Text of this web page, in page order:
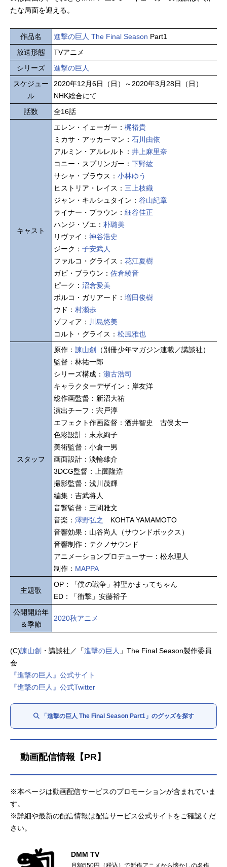
たな局面を迎える。
作品名 進撃の巨人 The Final Season Part1
放送形態
TVアニメ
シリーズ
進撃の巨人
スケジュー
ル
2020年12月6日（日）～2020年3月28日（日）
NHK総合にて
話数
全16話
キャスト
エレン・イェーガー： 梶裕貴
ミカサ・アッカーマン： 石川由依
アルミン・アルレルト： 井上麻里奈
コニー・スプリンガー： 下野紘
サシャ・ブラウス： 小林ゆう
ヒストリア・レイス： 三上枝織
ジャン・キルシュタイン： 谷山紀章
ライナー・ブラウン： 細谷佳正
ハンジ・ゾエ： 朴璐美
リヴァイ： 神谷浩史
ジーク： 子安武人
ファルコ・グライス： 花江夏樹
ガビ・ブラウン： 佐倉綾音
ピーク： 沼倉愛美
ポルコ・ガリアード： 増田俊樹
ウド： 村瀬歩
ゾフィア： 川島悠美
コルト・グライス： 松風雅也
スタッフ
原作： 諫山創
（別冊少年マガジン連載／講談社）
監督：林祐一郎
シリーズ構成： 瀬古浩司
キャラクターデザイン：岸友洋
総作画監督：新沼大祐
演出チーフ：宍戸淳
エフェクト作画監督：酒井智史 古俣太一
色彩設計：末永絢子
美術監督：小倉一男
画面設計：淡輪雄介
3DCG監督：上薗隆浩
撮影監督：浅川茂輝
編集：吉武将人
音響監督：三間雅文
音楽： 澤野弘之
KOHTA YAMAMOTO
音響効果：山谷尚人（サウンドボックス）
音響制作：テクノサウンド
アニメーションプロデューサー：松永理人
制作： MAPPA
主題歌
OP：「僕の戦争」神聖かまってちゃん
ED：「衝撃」安藤裕子
公開開始年
＆季節
2020秋アニメ
(C)諫山創 ・講談社／「進撃の巨人 」The Final Season製作委員
会
『進撃の巨人』公式サイト
『進撃の巨人』公式Twitter
「進撃の巨人 The Final Season Part1」のグッズを探す
動画配信情報【PR】
※本ページは動画配信サービスのプロモーションが含まれていま
す。
※詳細や最新の配信情報は配信サービス公式サイトをご確認くだ
さい。
DMM TV
月額550円（税込）で新作アニメから懐かしの名作